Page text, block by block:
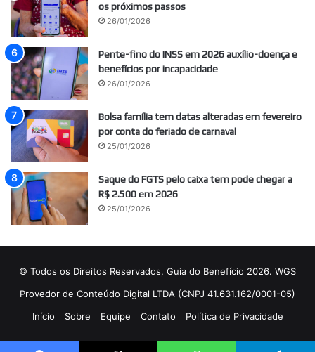
os próximos passos
26/01/2026
Pente-fino do INSS em 2026 auxílio-doença e
benefícios por incapacidade
26/01/2026
Bolsa família tem datas alteradas em fevereiro
por conta do feriado de carnaval
25/01/2026
Saque do FGTS pelo caixa tem pode chegar a
R$ 2.500 em 2026
25/01/2026
© Todos os Direitos Reservados, Guia do Benefício 2026. WGS
Provedor de Conteúdo Digital LTDA (CNPJ 41.631.162/0001-05)
Início
Sobre Equipe Contato Política de Privacidade